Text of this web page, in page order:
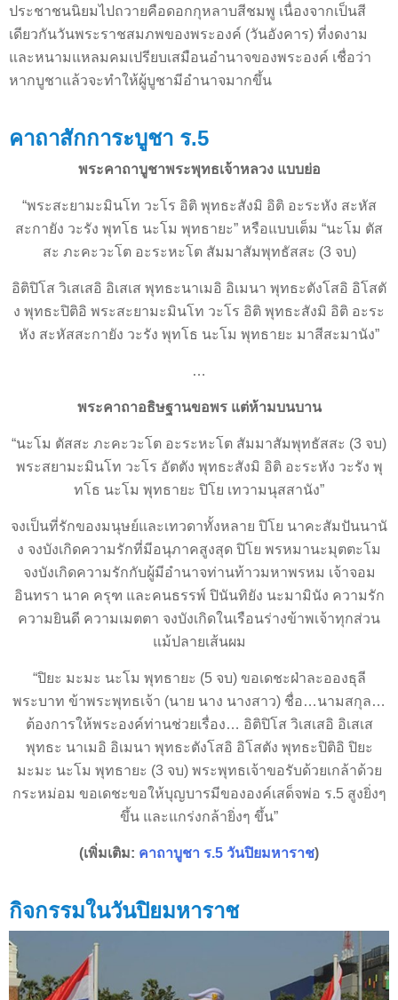
ประชาชนนิยมไปถวายคือดอกกุหลาบสีชมพู เนื่องจากเป็นสี
เดียวกันวันพระราชสมภพของพระองค์ (วันอังคาร) ที่งดงาม
และหนามแหลมคมเปรียบเสมือนอำนาจของพระองค์ เชื่อว่า
หากบูชาแล้วจะทำให้ผู้บูชามีอำนาจมากขึ้น
คาถาสักการะบูชา ร.5
พระคาถาบูชาพระพุทธเจ้าหลวง แบบย่อ
“พระสะยามะมินโท วะโร อิติ พุทธะสังมิ อิติ อะระหัง สะหัส
สะกายัง วะรัง พุทโธ นะโม พุทธายะ” หรือแบบเต็ม “นะโม ตัส
สะ ภะคะวะโต อะระหะโต สัมมาสัมพุทธัสสะ (3 จบ)
อิติปิโส วิเสเสอิ อิเสเส พุทธะนาเมอิ อิเมนา พุทธะตังโสอิ อิโสตั
ง พุทธะปิติอิ พระสะยามะมินโท วะโร อิติ พุทธะสังมิ อิติ อะระ
หัง สะหัสสะกายัง วะรัง พุทโธ นะโม พุทธายะ มาสีสะมานัง”
…
พระคาถาอธิษฐานขอพร แต่ห้ามบนบาน
“นะโม ตัสสะ ภะคะวะโต อะระหะโต สัมมาสัมพุทธัสสะ (3 จบ)
พระสยามะมินโท วะโร อัตตัง พุทธะสังมิ อิติ อะระหัง วะรัง พุ
ทโธ นะโม พุทธายะ ปิโย เทวามนุสสานัง”
จงเป็นที่รักของมนุษย์และเทวดาทั้งหลาย ปิโย นาคะสัมปันนานั
ง จงบังเกิดความรักที่มีอนุภาคสูงสุด ปิโย พรหมานะมุตตะโม
จงบังเกิดความรักกับผู้มีอำนาจท่านท้าวมหาพรหม เจ้าจอม
อินทรา นาค ครุฑ และคนธรรพ์ ปินันทิยัง นะมามินัง ความรัก
ความยินดี ความเมตตา จงบังเกิดในเรือนร่างข้าพเจ้าทุกส่วน
แม้ปลายเส้นผม
“ปิยะ มะมะ นะโม พุทธายะ (5 จบ) ขอเดชะฝ่าละอองธุลี
พระบาท ข้าพระพุทธเจ้า (นาย นาง นางสาว) ชื่อ…นามสกุล…
ต้องการให้พระองค์ท่านช่วยเรื่อง… อิติปิโส วิเสเสอิ อิเสเส
พุทธะ นาเมอิ อิเมนา พุทธะตังโสอิ อิโสตัง พุทธะปิติอิ ปิยะ
มะมะ นะโม พุทธายะ (3 จบ) พระพุทธเจ้าขอรับด้วยเกล้าด้วย
กระหม่อม ขอเดชะขอให้บุญบารมีขององค์เสด็จพ่อ ร.5 สูงยิ่งๆ
ขึ้น และแกร่งกล้ายิ่งๆ ขึ้น”
(เพิ่มเติม: คาถาบูชา ร.5 วันปิยมหาราช)
กิจกรรมในวันปิยมหาราช